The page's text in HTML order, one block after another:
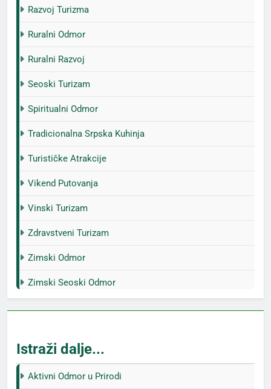
Razvoj Turizma
Ruralni Odmor
Ruralni Razvoj
Seoski Turizam
Spiritualni Odmor
Tradicionalna Srpska Kuhinja
Turističke Atrakcije
Vikend Putovanja
Vinski Turizam
Zdravstveni Turizam
Zimski Odmor
Zimski Seoski Odmor
Istraži dalje...
Aktivni Odmor u Prirodi